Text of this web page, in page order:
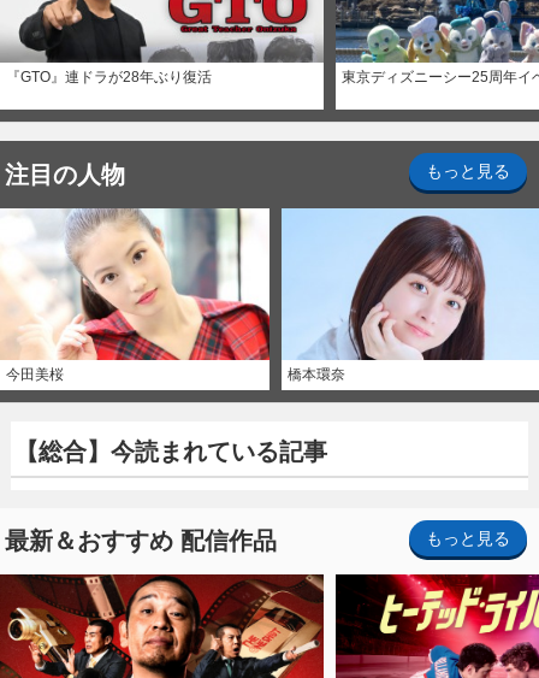
『GTO』連ドラが28年ぶり復活 東京ディズニーシー25周年イ
注目の人物 もっと見る
今田美桜 橋本環奈
【総合】今読まれている記事
最新＆おすすめ 配信作品 もっと見る